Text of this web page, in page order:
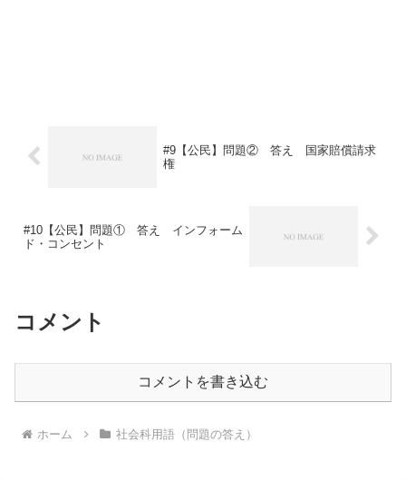
#9【公民】問題② 答え 国家賠償請求
権
#10【公民】問題① 答え インフォーム
ド・コンセント
コメント
コメントを書き込む
ホーム 社会科用語（問題の答え）